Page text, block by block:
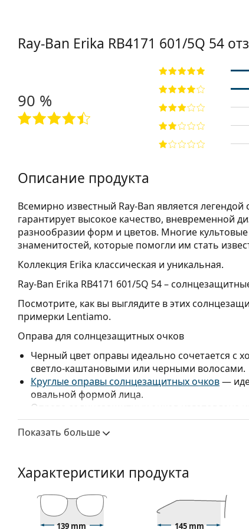
Ray-Ban Erika RB4171 601/5Q 54
90 %
Описание продукта
Всемирно известный Ray-Ban является
гарантирует высокое качество, вневременной
разнообразии форм и цветов. Многие
знаменитостей, которые помогли им стать
Коллекция Erika классическая и уникальная.
Ray-Ban Erika RB4171 601/5Q 54–
Посмотрите, как вы выглядите в этих
примерки Lentiamo.
Оправа для солнцезащитных очков
Черный цвет оправы идеально сочетается с
светло-каштановыми или черными волосами.
Круглые оправы солнцезащитных очков—
овальной формой лица.
Оправа солнцезащитных очков изготовлена
обеспечивает высокую прочность и
Оригинальные линзы могут быть заменены
Линзы для солнцезащитных очков
Розовые линзы подчеркивают детали и
снижают цветовое разрешение.
Линзы изготовлены из пластика, который
Поляризованные линзы
обеспечивают
Показать больше
Характеристики продукта
139 mm 145 mm